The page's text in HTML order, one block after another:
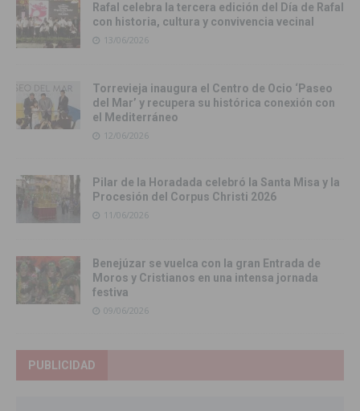
Rafal celebra la tercera edición del Día de Rafal
con historia, cultura y convivencia vecinal
13/06/2026
Torrevieja inaugura el Centro de Ocio ‘Paseo
del Mar’ y recupera su histórica conexión con
el Mediterráneo
12/06/2026
Pilar de la Horadada celebró la Santa Misa y la
Procesión del Corpus Christi 2026
11/06/2026
Benejúzar se vuelca con la gran Entrada de
Moros y Cristianos en una intensa jornada
festiva
09/06/2026
PUBLICIDAD